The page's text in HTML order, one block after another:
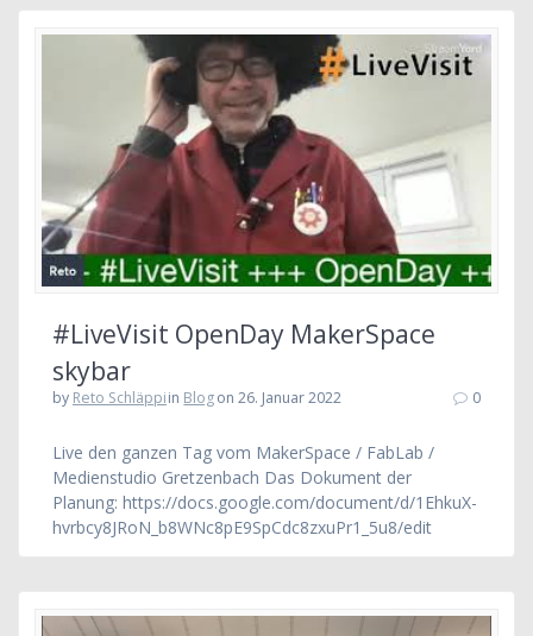
#LiveVisit OpenDay MakerSpace
skybar
by Reto Schläppiin Blogon 26. Januar 2022 0
Live den ganzen Tag vom MakerSpace / FabLab /
Medienstudio Gretzenbach Das Dokument der
Planung: https://docs.google.com/document/d/1EhkuX-
hvrbcy8JRoN_b8WNc8pE9SpCdc8zxuPr1_5u8/edit